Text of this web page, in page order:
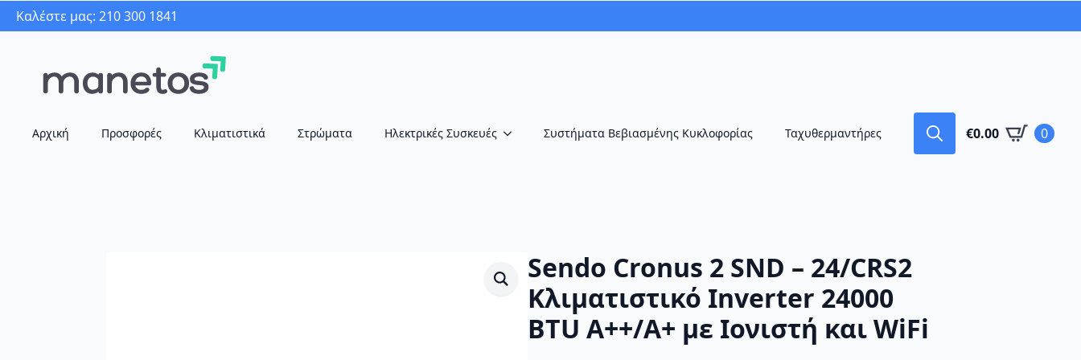
Καλέστε μας: 210 300 1841
Αρχική Προσφορές Κλιματιστικά Στρώματα Ηλεκτρικές Συσκευές Συστήματα Βεβιασμένης Κυκλοφορίας Ταχυθερμαντήρες €0.00 0
Sendo Cronus 2 SND – 24/CRS2
Κλιματιστικό Inverter 24000
BTU A++/A+ με Ιονιστή και WiFi